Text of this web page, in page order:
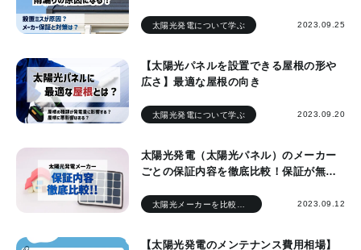
太陽光発電について学ぶ 2023.09.25
【太陽光パネルを設置できる屋根の形や
広さ】最適な屋根の向き
太陽光発電について学ぶ 2023.09.20
太陽光発電（太陽光パネル）のメーカー
ごとの保証内容を徹底比較！保証が無効
太陽光メーカーを比較したい 2023.09.12
【太陽光発電のメンテナンス費用相場】